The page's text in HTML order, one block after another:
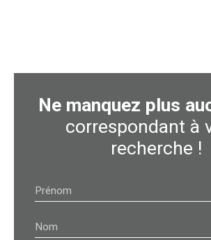
Ne manquez plus
correspondant à
recherche !
Prénom
Nom